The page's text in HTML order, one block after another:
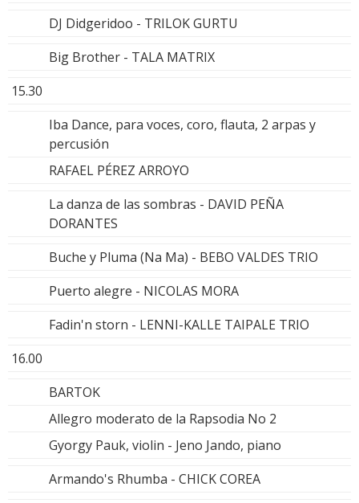
DJ Didgeridoo - TRILOK GURTU
Big Brother - TALA MATRIX
15.30
Iba Dance, para voces, coro, flauta, 2 arpas y
percusión
RAFAEL PÉREZ ARROYO
La danza de las sombras - DAVID PEÑA
DORANTES
Buche y Pluma (Na Ma) - BEBO VALDES TRIO
Puerto alegre - NICOLAS MORA
Fadin'n storn - LENNI-KALLE TAIPALE TRIO
16.00
BARTOK
Allegro moderato de la Rapsodia No 2
Gyorgy Pauk, violin - Jeno Jando, piano
Armando's Rhumba - CHICK COREA